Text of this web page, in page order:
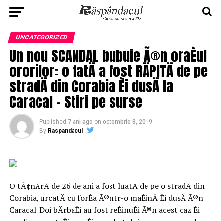
UNCATEGORIZED
Un nou SCANDAL bubuie Ã®n oraÈul
ororilor: o fatÄ a fost RÄPITÄ de pe
stradÄ din Corabia Èi dusÄ la
Caracal – Stiri pe surse
Published 7 ani ago on octombrie 8, 2019
By Raspandacul
O tÃ¢nÄrÄ de 26 de ani a fost luatÄ de pe o stradÄ din
Corabia, urcatÄ cu forÈa Ã®ntr-o maÈinÄ Èi dusÄ Ã®n
Caracal. Doi bÄrbaÈi au fost reÈinuÈi Ã®n acest caz Èi